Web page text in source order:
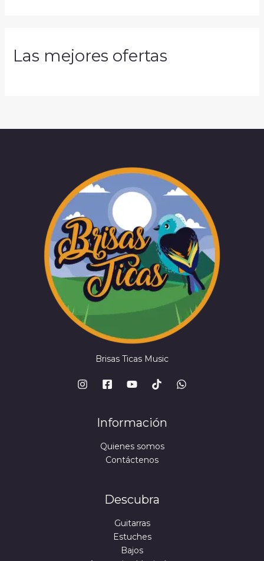
Las mejores ofertas
Brisas Ticas Music
Información
Quienes somos
Contáctenos
Descubra
Guitarras
Estuches
Bajos